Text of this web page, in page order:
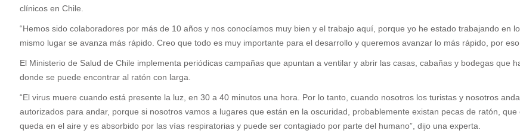
clínicos en Chile.
“Hemos sido colaboradores por más de 10 años y nos conocíamos muy bien y el trabajo aquí, porque yo he estado trabajando en
mismo lugar se avanza más rápido. Creo que todo es muy importante para el desarrollo y queremos avanzar lo más rápido, por
El Ministerio de Salud de Chile implementa periódicas campañas que apuntan a ventilar y abrir las casas, cabañas y bodegas que
donde se puede encontrar al ratón con larga.
“El virus muere cuando está presente la luz, en 30 a 40 minutos una hora. Por lo tanto, cuando nosotros los turistas y nosotros
autorizados para andar, porque si nosotros vamos a lugares que están en la oscuridad, probablemente existan pecas de ratón,
queda en el aire y es absorbido por las vías respiratorias y puede ser contagiado por parte del humano”, dijo una experta.